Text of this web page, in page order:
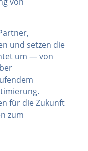
und setzen die
um — von
für die Zukunft
zum